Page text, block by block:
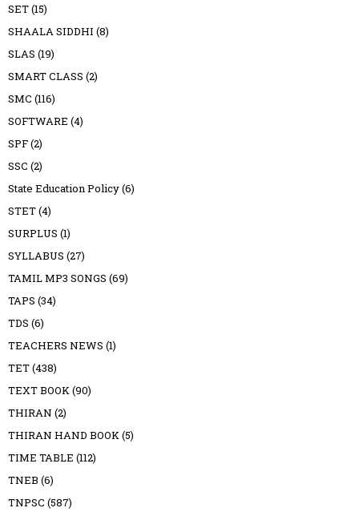
SET(15)
SHAALA SIDDHI (8)
SLAS (19)
SMART CLASS (2)
SMC (116)
SOFTWARE (4)
SPF(2)
SSC (2)
State Education Policy(6)
STET(4)
SURPLUS (1)
SYLLABUS (27)
TAMIL MP3 SONGS (69)
TAPS (34)
TDS (6)
TEACHERS NEWS (1)
TET(438)
TEXT BOOK(90)
THIRAN (2)
THIRAN HAND BOOK(5)
TIME TABLE (112)
TNEB (6)
TNPSC (587)